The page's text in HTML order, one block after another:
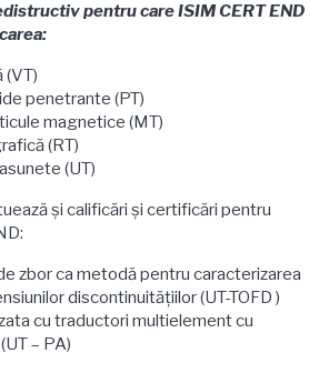
pentru care ISIM CERT END
(VT)
penetrante (PT)
magnetice (MT)
(RT)
(UT)
și calificări şi certificări pentru
zbor ca metodă pentru caracterizarea
discontinuităţiilor (UT-TOFD )
cu traductori multielement cu
– PA)